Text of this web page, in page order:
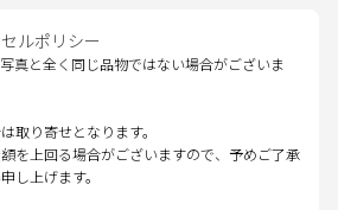
ルポリシー
真と全く同じ品物ではない場合がございま
取り寄せとなります。
を上回る場合がございますので、予めご了承
し上げます。